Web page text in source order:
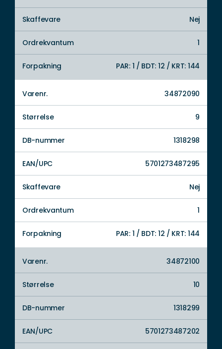
Skaffevare Nej
Ordrekvantum 1
Forpakning PAR: 1 / BDT: 12 / KRT: 144
Varenr. 34872090
Størrelse 9
DB-nummer 1318298
EAN/UPC 5701273487295
Skaffevare Nej
Ordrekvantum 1
Forpakning PAR: 1 / BDT: 12 / KRT: 144
Varenr. 34872100
Størrelse 10
DB-nummer 1318299
EAN/UPC 5701273487202